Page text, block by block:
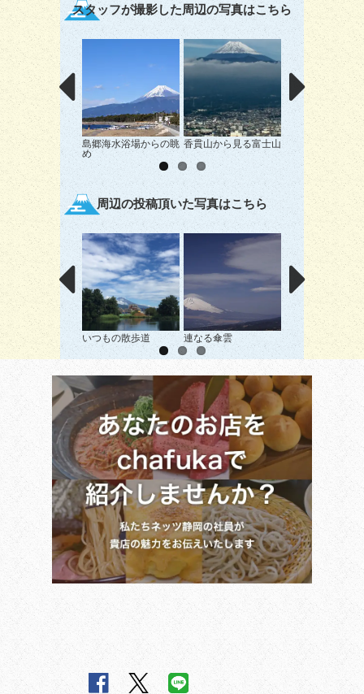
スタッフが撮影した周辺の写真はこちら
島郷海水浴場からの眺
め
香貫山から見る富士山 石の富士山？？？
周辺の投稿頂いた写真はこちら
いつもの散歩道 連なる傘雲 富士への光跡